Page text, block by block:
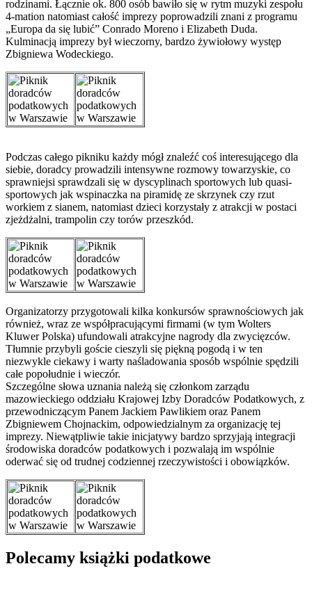
rodzinami. Łącznie ok. 800 osób bawiło się w rytm muzyki zespołu
4-mation natomiast całość imprezy poprowadzili znani z programu
„Europa da się lubić” Conrado Moreno i Elizabeth Duda.
Kulminacją imprezy był wieczorny, bardzo żywiołowy występ
Zbigniewa Wodeckiego.
Podczas całego pikniku każdy mógł znaleźć coś interesującego dla
siebie, doradcy prowadzili intensywne rozmowy towarzyskie, co
sprawniejsi sprawdzali się w dyscyplinach sportowych lub quasi-
sportowych jak wspinaczka na piramidę ze skrzynek czy rzut
workiem z sianem, natomiast dzieci korzystały z atrakcji w postaci
zjeżdżalni, trampolin czy torów przeszkód.
Organizatorzy przygotowali kilka konkursów sprawnościowych jak
również, wraz ze współpracującymi firmami (w tym Wolters
Kluwer Polska) ufundowali atrakcyjne nagrody dla zwycięzców.
Tłumnie przybyli goście cieszyli się piękną pogodą i w ten
niezwykle ciekawy i warty naśladowania sposób wspólnie spędzili
całe popołudnie i wieczór.
Szczególne słowa uznania należą się członkom zarządu
mazowieckiego oddziału Krajowej Izby Doradców Podatkowych, z
przewodniczącym Panem Jackiem Pawlikiem oraz Panem
Zbigniewem Chojnackim, odpowiedzialnym za organizację tej
imprezy. Niewątpliwie takie inicjatywy bardzo sprzyjają integracji
środowiska doradców podatkowych i pozwalają im wspólnie
oderwać się od trudnej codziennej rzeczywistości i obowiązków.
Polecamy książki podatkowe